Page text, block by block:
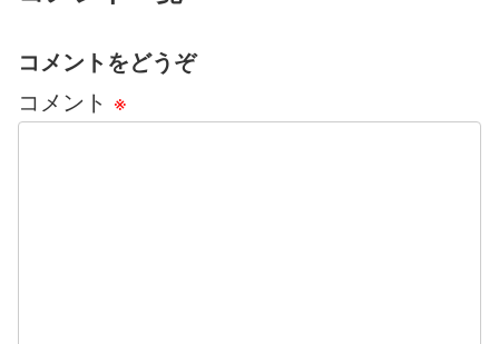
コメントをどうぞ
コメント ※